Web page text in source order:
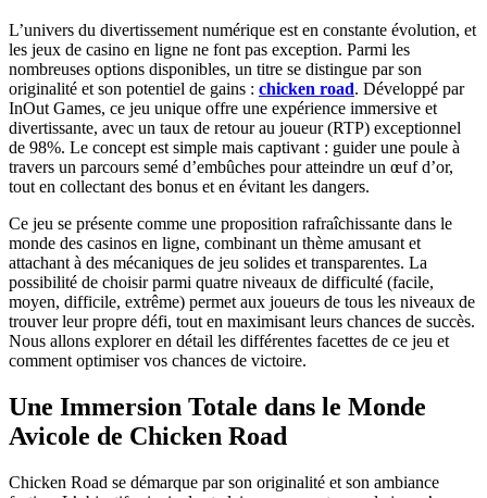
L’univers du divertissement numérique est en constante évolution, et
les jeux de casino en ligne ne font pas exception. Parmi les
nombreuses options disponibles, un titre se distingue par son
originalité et son potentiel de gains : chicken road. Développé par
InOut Games, ce jeu unique offre une expérience immersive et
divertissante, avec un taux de retour au joueur (RTP) exceptionnel
de 98%. Le concept est simple mais captivant : guider une poule à
travers un parcours semé d’embûches pour atteindre un œuf d’or,
tout en collectant des bonus et en évitant les dangers.
Ce jeu se présente comme une proposition rafraîchissante dans le
monde des casinos en ligne, combinant un thème amusant et
attachant à des mécaniques de jeu solides et transparentes. La
possibilité de choisir parmi quatre niveaux de difficulté (facile,
moyen, difficile, extrême) permet aux joueurs de tous les niveaux de
trouver leur propre défi, tout en maximisant leurs chances de succès.
Nous allons explorer en détail les différentes facettes de ce jeu et
comment optimiser vos chances de victoire.
Une Immersion Totale dans le Monde
Avicole de Chicken Road
Chicken Road se démarque par son originalité et son ambiance